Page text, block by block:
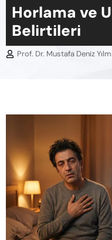
Horlama ve
Belirtileri
Prof. Dr. Mustafa Deniz